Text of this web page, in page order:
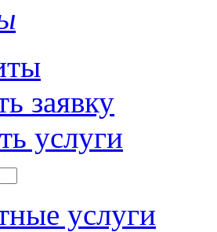
заявку
услуги
услуги